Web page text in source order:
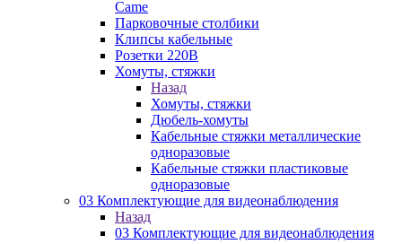
Came
Парковочные столбики
Клипсы кабельные
Розетки 220В
Хомуты, стяжки
Назад
Хомуты, стяжки
Дюбель-хомуты
Кабельные стяжки металлические
одноразовые
Кабельные стяжки пластиковые
одноразовые
03 Комплектующие для видеонаблюдения
Назад
03 Комплектующие для видеонаблюдения